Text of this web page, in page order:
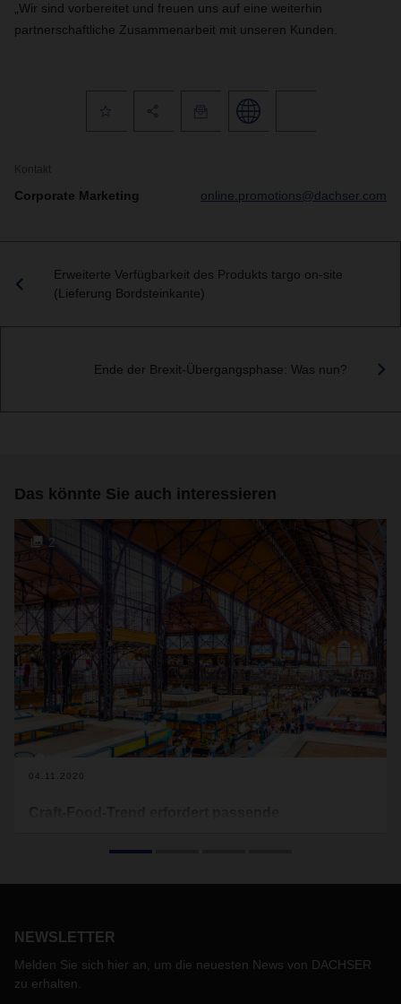
„Wir sind vorbereitet und freuen uns auf eine weiterhin
partnerschaftliche Zusammenarbeit mit unseren Kunden.
Kontakt
Corporate Marketing online.promotions@dachser.com
Erweiterte Verfügbarkeit des Produkts targo on-site
(Lieferung Bordsteinkante)
Ende der Brexit-Übergangsphase: Was nun?
Das könnte Sie auch interessieren
2
04.11.2020
Food deutlich gestiegen.Europaweit legen immer mehr
großen Industrieunternehmen. Ein Trend, der engagierte
NEWSLETTER
Melden Sie sich hier an, um die neuesten News von DACHSER
zu erhalten.